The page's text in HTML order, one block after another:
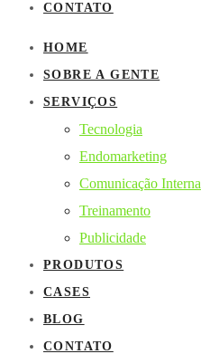
CONTATO
HOME
SOBRE A GENTE
SERVIÇOS
Tecnologia
Endomarketing
Comunicação Interna
Treinamento
Publicidade
PRODUTOS
CASES
BLOG
CONTATO